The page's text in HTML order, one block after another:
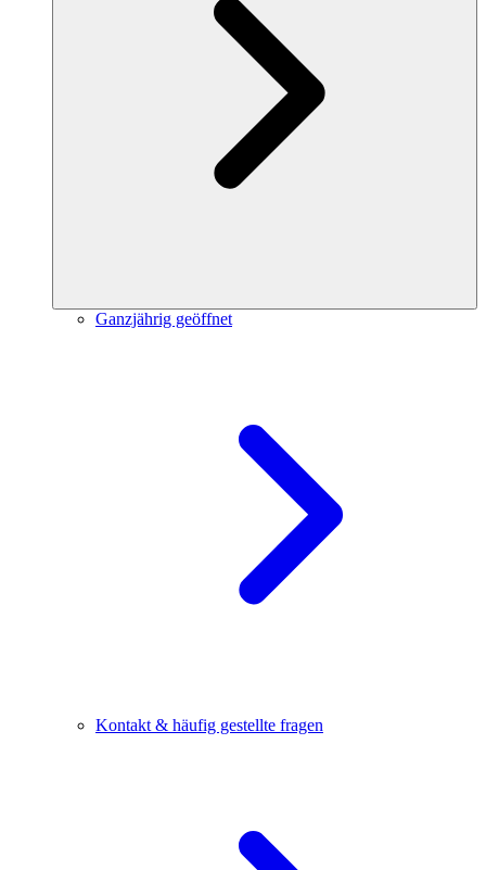
Ganzjährig geöffnet
Kontakt & häufig gestellte fragen